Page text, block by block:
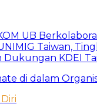
UB
Taiwan,
Dukungan KDEI